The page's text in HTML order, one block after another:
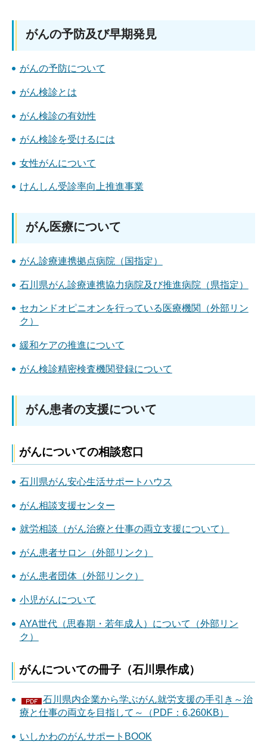
がんの予防及び早期発見
がんの予防について
がん検診とは
がん検診の有効性
がん検診を受けるには
女性がんについて
けんしん受診率向上推進事業
がん医療について
がん診療連携拠点病院（国指定）
石川県がん診療連携協力病院及び推進病院（県指定）
セカンドオピニオンを行っている医療機関（外部リン
ク）
緩和ケアの推進について
がん検診精密検査機関登録について
がん患者の支援について
がんについての相談窓口
石川県がん安心生活サポートハウス
がん相談支援センター
就労相談（がん治療と仕事の両立支援について）
がん患者サロン（外部リンク）
がん患者団体（外部リンク）
小児がんについて
AYA世代（思春期・若年成人）について（外部リン
ク）
がんについての冊子（石川県作成）
石川県内企業から学ぶがん就労支援の手引き～治
療と仕事の両立を目指して～（PDF：6,260KB）
いしかわのがんサポートBOOK